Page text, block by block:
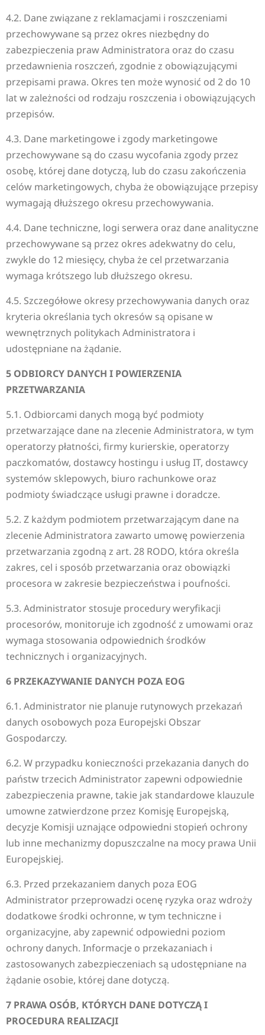
4.2. Dane związane z reklamacjami i roszczeniami
przechowywane są przez okres niezbędny do
zabezpieczenia praw Administratora oraz do czasu
przedawnienia roszczeń, zgodnie z obowiązującymi
przepisami prawa. Okres ten może wynosić od 2 do 10
lat w zależności od rodzaju roszczenia i obowiązujących
przepisów.
4.3. Dane marketingowe i zgody marketingowe
przechowywane są do czasu wycofania zgody przez
osobę, której dane dotyczą, lub do czasu zakończenia
celów marketingowych, chyba że obowiązujące przepisy
wymagają dłuższego okresu przechowywania.
4.4. Dane techniczne, logi serwera oraz dane analityczne
przechowywane są przez okres adekwatny do celu,
zwykle do 12 miesięcy, chyba że cel przetwarzania
wymaga krótszego lub dłuższego okresu.
4.5. Szczegółowe okresy przechowywania danych oraz
kryteria określania tych okresów są opisane w
wewnętrznych politykach Administratora i
udostępniane na żądanie.
5 ODBIORCY DANYCH I POWIERZENIA
PRZETWARZANIA
5.1. Odbiorcami danych mogą być podmioty
przetwarzające dane na zlecenie Administratora, w tym
operatorzy płatności, firmy kurierskie, operatorzy
paczkomatów, dostawcy hostingu i usług IT, dostawcy
systemów sklepowych, biuro rachunkowe oraz
podmioty świadczące usługi prawne i doradcze.
5.2. Z każdym podmiotem przetwarzającym dane na
zlecenie Administratora zawarto umowę powierzenia
przetwarzania zgodną z art. 28 RODO, która określa
zakres, cel i sposób przetwarzania oraz obowiązki
procesora w zakresie bezpieczeństwa i poufności.
5.3. Administrator stosuje procedury weryfikacji
procesorów, monitoruje ich zgodność z umowami oraz
wymaga stosowania odpowiednich środków
technicznych i organizacyjnych.
6 PRZEKAZYWANIE DANYCH POZA EOG
6.1. Administrator nie planuje rutynowych przekazań
danych osobowych poza Europejski Obszar
Gospodarczy.
6.2. W przypadku konieczności przekazania danych do
państw trzecich Administrator zapewni odpowiednie
zabezpieczenia prawne, takie jak standardowe klauzule
umowne zatwierdzone przez Komisję Europejską,
decyzje Komisji uznające odpowiedni stopień ochrony
lub inne mechanizmy dopuszczalne na mocy prawa Unii
Europejskiej.
6.3. Przed przekazaniem danych poza EOG
Administrator przeprowadzi ocenę ryzyka oraz wdroży
dodatkowe środki ochronne, w tym techniczne i
organizacyjne, aby zapewnić odpowiedni poziom
ochrony danych. Informacje o przekazaniach i
zastosowanych zabezpieczeniach są udostępniane na
żądanie osobie, której dane dotyczą.
7 PRAWA OSÓB, KTÓRYCH DANE DOTYCZĄ I
PROCEDURA REALIZACJI